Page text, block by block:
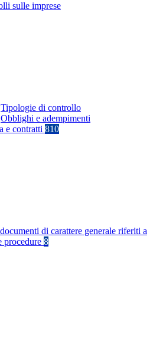
sulle imprese
Tipologie di controllo
Obblighi e adempimenti
e contratti 810
di carattere generale riferiti a
procedure 8